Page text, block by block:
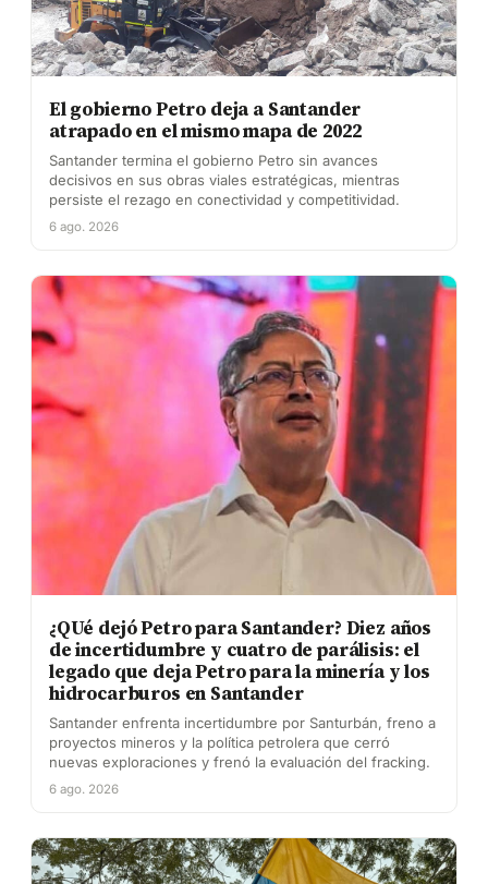
El gobierno Petro deja a Santander
atrapado en el mismo mapa de 2022
Santander termina el gobierno Petro sin avances
decisivos en sus obras viales estratégicas, mientras
persiste el rezago en conectividad y competitividad.
6 ago. 2026
¿QUé dejó Petro para Santander? Diez años
de incertidumbre y cuatro de parálisis: el
legado que deja Petro para la minería y los
hidrocarburos en Santander
Santander enfrenta incertidumbre por Santurbán, freno a
proyectos mineros y la política petrolera que cerró
nuevas exploraciones y frenó la evaluación del fracking.
6 ago. 2026